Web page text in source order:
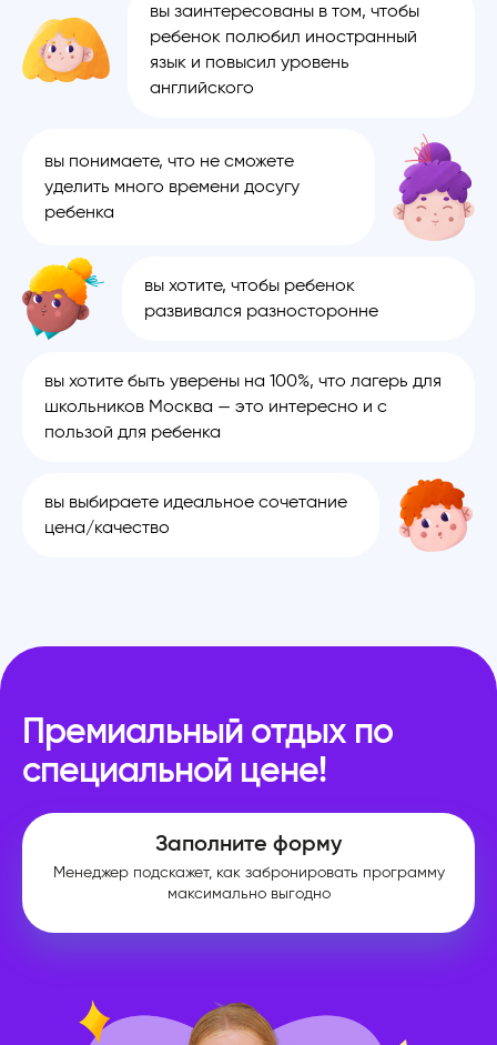
вы заинтересованы в том, чтобы
ребенок полюбил иностранный
язык и повысил уровень
английского
вы понимаете, что не сможете
уделить много времени досугу
ребенка
вы хотите, чтобы ребенок
развивался разносторонне
вы хотите быть уверены на 100%, что лагерь для
школьников Москва — это интересно и с
пользой для ребенка
вы выбираете идеальное сочетание
цена/качество
Премиальный отдых по
специальной цене!
Заполните форму
Менеджер подскажет, как забронировать программу
максимально выгодно